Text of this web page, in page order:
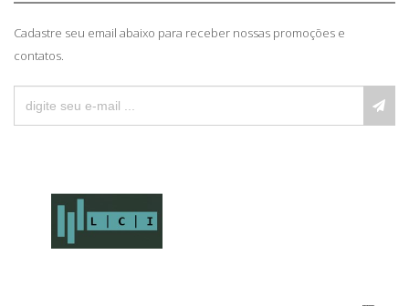
Cadastre seu email abaixo para receber nossas promoções e
contatos.